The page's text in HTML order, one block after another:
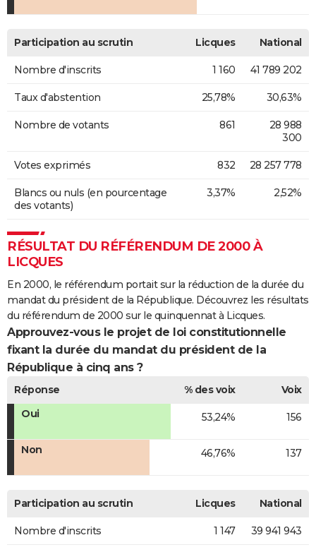
Participation au scrutin Licques National
Nombre d'inscrits 1 160 41 789 202
Taux d'abstention 25,78% 30,63%
Nombre de votants 861
28 988
300
Votes exprimés 832 28 257 778
Blancs ou nuls (en pourcentage
des votants)
3,37% 2,52%
RÉSULTAT DU RÉFÉRENDUM DE 2000 À
LICQUES
En 2000, le référendum portait sur la réduction de la durée du
mandat du président de la République. Découvrez les résultats
du référendum de 2000 sur le quinquennat à Licques.
Approuvez-vous le projet de loi constitutionnelle
fixant la durée du mandat du président de la
République à cinq ans ?
Réponse % des voix
Voix
Oui
53,24% 156
Non 46,76% 137
Participation au scrutin Licques National
Nombre d'inscrits 1 147 39 941 943